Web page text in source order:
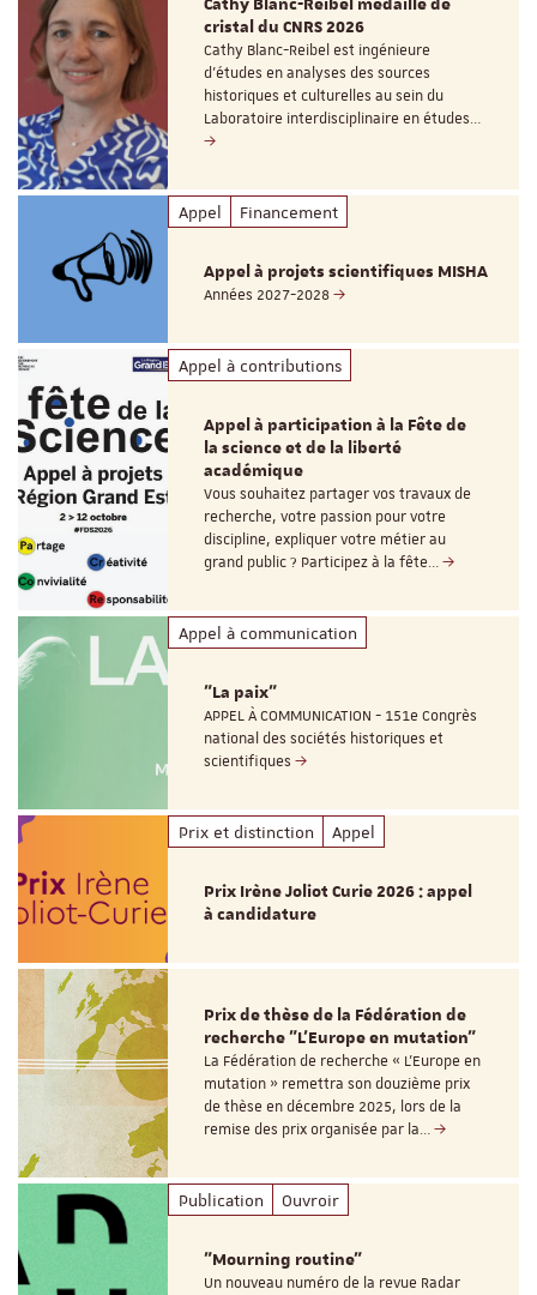
Cathy Blanc-Reibel médaille de
cristal du CNRS 2026
Cathy Blanc-Reibel est ingénieure
d’études en analyses des sources
historiques et culturelles au sein du
Laboratoire interdisciplinaire en études…
Appel Financement
Appel à projets scientifiques MISHA
Années 2027-2028
Appel à contributions
Appel à participation à la Fête de
la science et de la liberté
académique
Vous souhaitez partager vos travaux de
recherche, votre passion pour votre
discipline, expliquer votre métier au
grand public ? Participez à la fête…
Appel à communication
"La paix"
APPEL À COMMUNICATION - 151e Congrès
national des sociétés historiques et
scientifiques
Prix et distinction Appel
Prix Irène Joliot Curie 2026 : appel
à candidature
Prix de thèse de la Fédération de
recherche "L’Europe en mutation"
La Fédération de recherche « L’Europe en
mutation » remettra son douzième prix
de thèse en décembre 2025, lors de la
remise des prix organisée par la…
Publication Ouvroir
"Mourning routine"
Un nouveau numéro de la revue Radar